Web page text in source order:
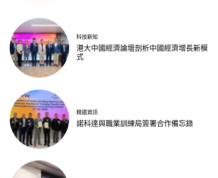
科技新知
港大中國經濟論壇剖析中國經濟增長新模
式
精選資訊
諾科達與職業訓練局簽署合作備忘錄